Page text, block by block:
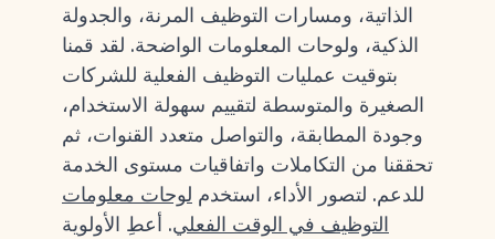
الذاتية، ومسارات التوظيف المرنة، والجدولة
الذكية، ولوحات المعلومات الواضحة. لقد قمنا
بتوقيت عمليات التوظيف الفعلية للشركات
الصغيرة والمتوسطة لتقييم سهولة الاستخدام،
وجودة المطابقة، والتواصل متعدد القنوات، ثم
تحققنا من التكاملات واتفاقيات مستوى الخدمة
للدعم. لتصور الأداء، استخدم لوحات معلومات
التوظيف في الوقت الفعلي. أعطِ الأولوية